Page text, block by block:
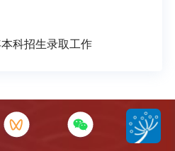
科招生录取工作